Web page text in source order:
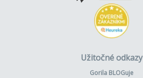
Užitočné odkazy
Gorila BLOGuje